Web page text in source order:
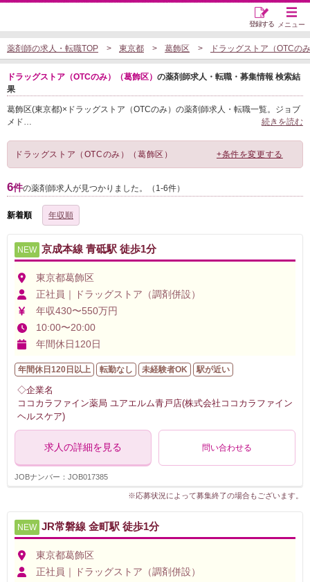
メニュー
登録する
薬剤師の求人・転職TOP 東京都 葛飾区 ドラッグストア（OTCの
ドラッグストア（OTCのみ）（葛飾区） の薬剤師求人・転職・募集情報 検索結
果
葛飾区(東京都)×ドラッグストア（OTCのみ）の薬剤師求人・転職一覧。ジョブ
メド… 続きを読む
ドラッグストア（OTCのみ）（葛飾区） +条件を変更する
6件の薬剤師求人が見つかりました。（1-6件）
新着順 年収順
NEW 京成本線 青砥駅 徒歩1分
東京都葛飾区
正社員｜ドラッグストア（調剤併設）
年収430〜550万円
10:00〜20:00
年間休日120日
年間休日120日以上 転勤なし 未経験者OK 駅が近い
◇企業名
ココカラファイン薬局 ユアエルム青戸店(株式会社ココカラファイン
ヘルスケア)
求人の詳細を見る 問い合わせる
JOBナンバー：JOB017385
※応募状況によって募集終了の場合もございます。
NEW JR常磐線 金町駅 徒歩1分
東京都葛飾区
正社員｜ドラッグストア（調剤併設）